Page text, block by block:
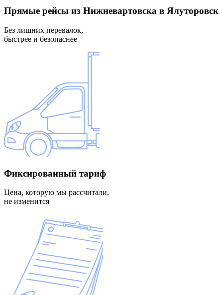
Прямые рейсы из Нижневартовска в Ялуторовск
Без лишних перевалок,
быстрее и безопаснее
Фиксированный тариф
Цена, которую мы рассчитали,
не изменится